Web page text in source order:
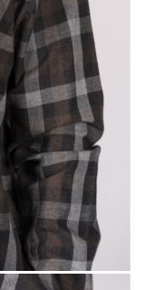
haalarit